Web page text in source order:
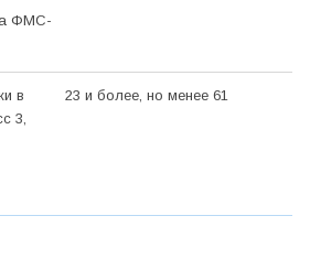
ФМС-
в
3,
23 и более, но менее 61